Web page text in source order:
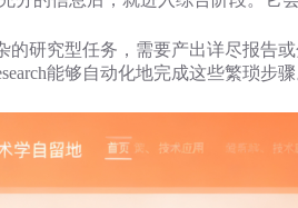
的研究型任务，需要产出详尽报
能够自动化地完成这些繁琐步骤